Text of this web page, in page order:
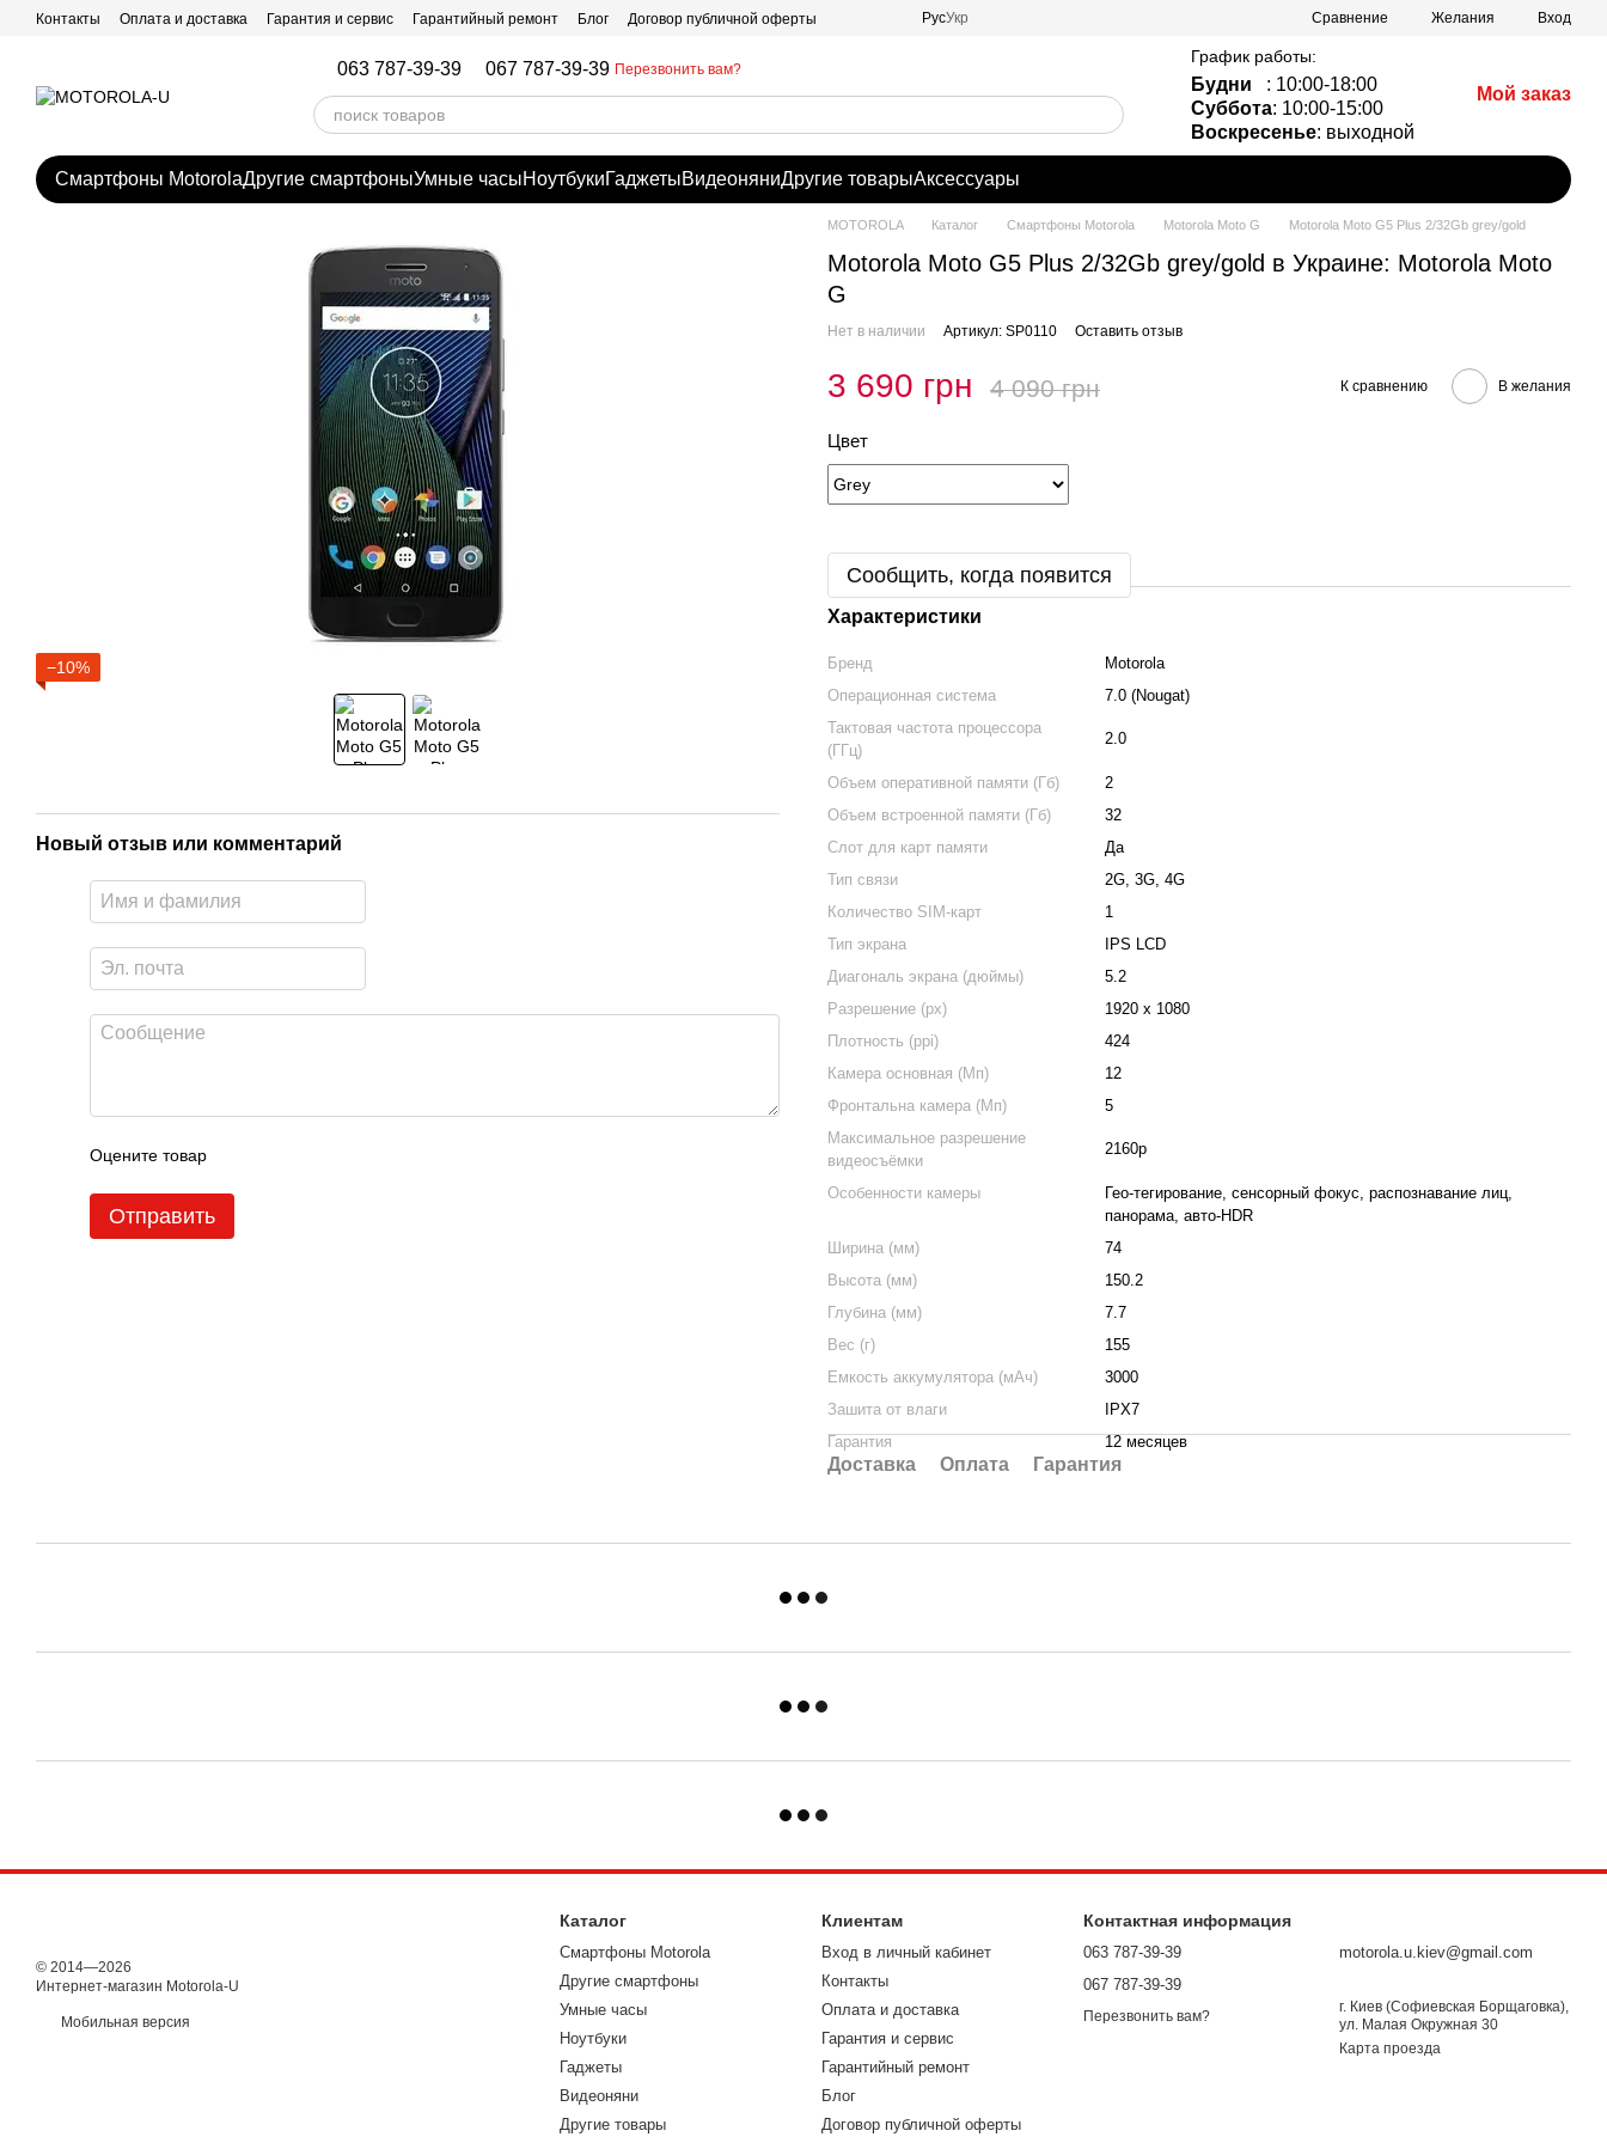
Перейти к основному контенту
Контакты Оплата и доставка Гарантия и сервис Гарантийный ремонт Блог Договор публичной оферты РусУкр Сравнение Желания Вход
063 787-39-39 067 787-39-39 Перезвонить вам?
График работы:
Будни
: 10:00-18:00
Суббота: 10:00-15:00
Воскресенье: выходной
Мой заказ
Смартфоны MotorolaДругие смартфоныУмные часыНоутбукиГаджетыВидеоняниДругие товарыАксессуары
−10%
Новый отзыв или комментарий
Оцените товар
Отправить
MOTOROLA Каталог Смартфоны Motorola Motorola Moto G Motorola Moto G5 Plus 2/32Gb grey/gold
Motorola Moto G5 Plus 2/32Gb grey/gold в Украине: Motorola Moto
G
Нет в наличии Артикул: SP0110 Оставить отзыв
3 690 грн 4 090 грн К сравнению В желания
Цвет
Сообщить, когда появится
Характеристики
Бренд
Motorola
Операционная система
7.0 (Nougat)
Тактовая частота процессора
(ГГц)
2.0
Объем оперативной памяти (Гб)
2
Объем встроенной памяти (Гб)
32
Слот для карт памяти
Да
Тип связи
2G, 3G, 4G
Количество SIM-карт
1
Тип экрана
IPS LCD
Диагональ экрана (дюймы)
5.2
Разрешение (px)
1920 x 1080
Плотность (ppi)
424
Камера основная (Мп)
12
Фронтальна камера (Мп)
5
Максимальное разрешение
видеосъёмки
2160p
Особенности камеры
Гео-тегирование, сенсорный фокус, распознавание лиц,
панорама, авто-HDR
Ширина (мм)
74
Высота (мм)
150.2
Глубина (мм)
7.7
Вес (г)
155
Емкость аккумулятора (мАч)
3000
Зашита от влаги
IPX7
Гарантия
12 месяцев
Доставка Оплата Гарантия
© 2014—2026
Интернет-магазин Motorola-U
Мобильная версия
Каталог
Смартфоны Motorola
Другие смартфоны
Умные часы
Ноутбуки
Гаджеты
Видеоняни
Другие товары
Клиентам
Вход в личный кабинет
Контакты
Оплата и доставка
Гарантия и сервис
Гарантийный ремонт
Блог
Договор публичной оферты
Контактная информация
063 787-39-39
067 787-39-39
Перезвонить вам?
motorola.u.kiev@gmail.com
г. Киев (Софиевская Борщаговка),
ул. Малая Окружная 30
Карта проезда